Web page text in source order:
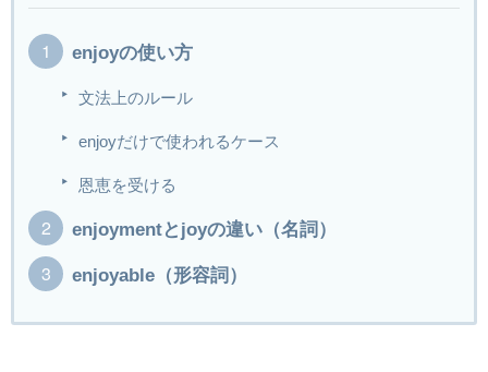
enjoyの使い方
文法上のルール
enjoyだけで使われるケース
恩恵を受ける
enjoymentとjoyの違い（名詞）
enjoyable（形容詞）